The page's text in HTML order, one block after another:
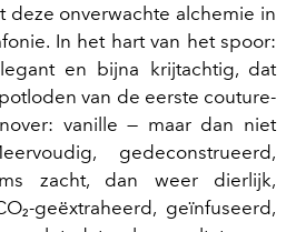
deze onverwachte alchemie in
In het hart van het spoor:
en bijna krijtachtig, dat
van de eerste couture-
vanille — maar dan niet
gedeconstrueerd,
zacht, dan weer dierlijk,
geëxtraheerd, geïnfuseerd,